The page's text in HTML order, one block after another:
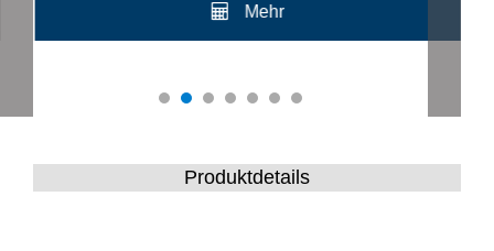
Mehr
1 2 3 4 5 6 7
Produktdetails